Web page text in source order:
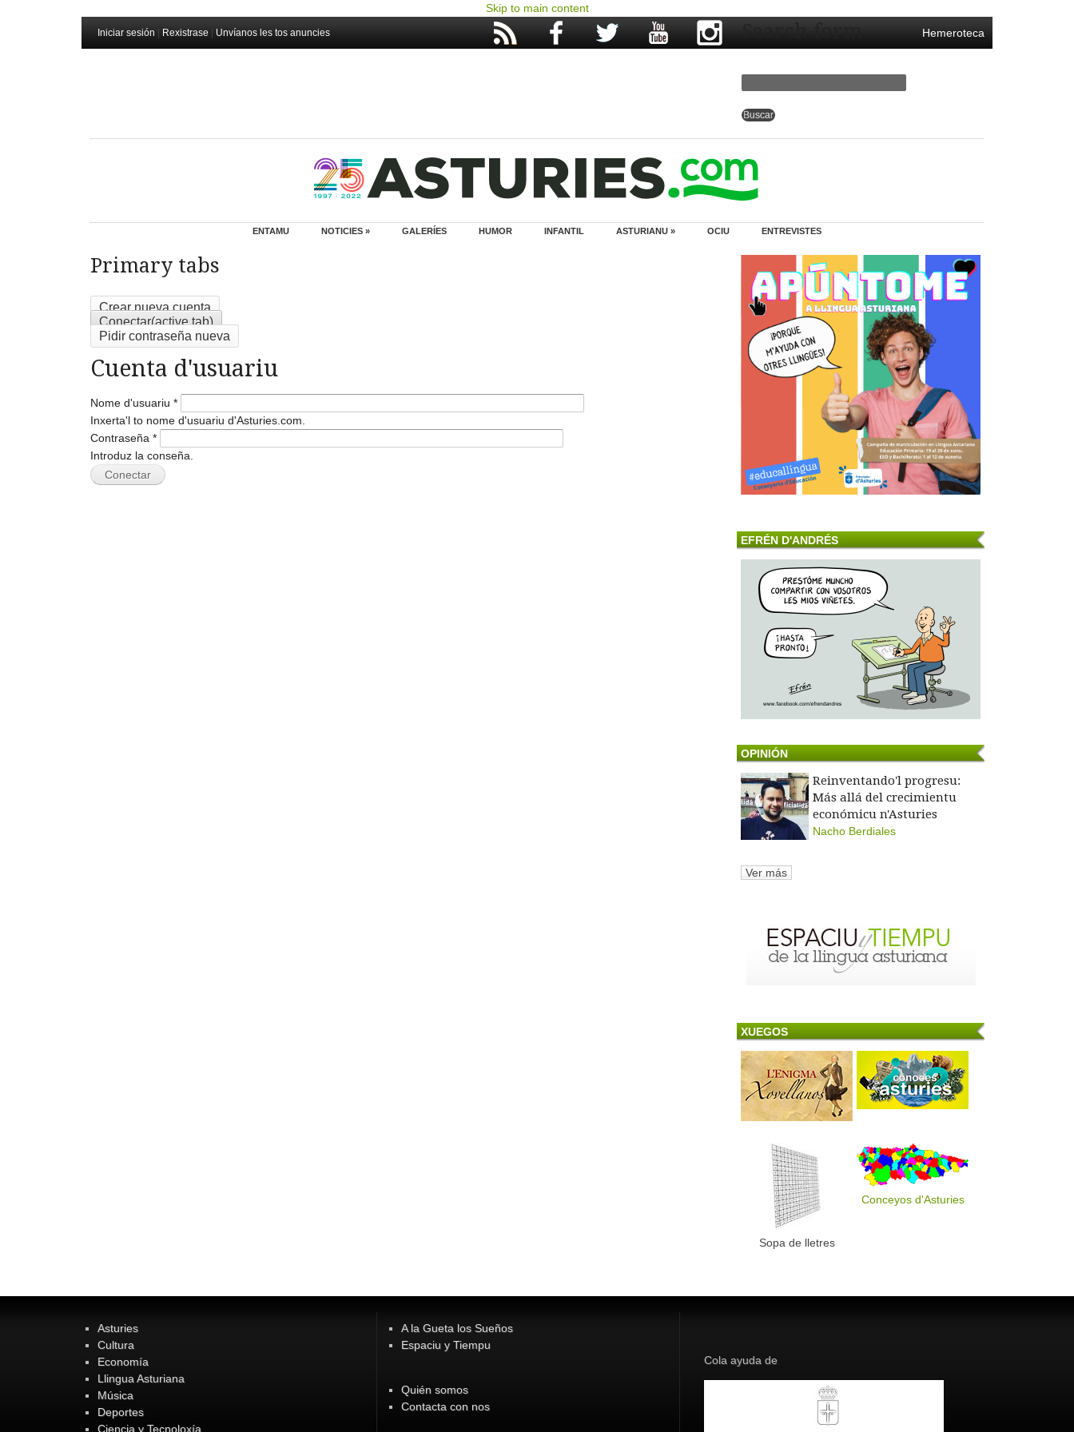
Skip to main content
Iniciar sesión Rexistrase Unvíanos les tos anuncies Hemeroteca
Search form
ENTAMU NOTICIES » GALERÍES HUMOR INFANTIL ASTURIANU » OCIU ENTREVISTES
Primary tabs
Crear nueva cuenta
Conectar(active tab)
Pidir contraseña nueva
Cuenta d'usuariu
Nome d'usuariu *
Inxerta'l to nome d'usuariu d'Asturies.com.
Contraseña *
Introduz la conseña.
EFRÉN D'ANDRÉS
OPINIÓN
Reinventando'l progresu:
Más allá del crecimientu
económicu n'Asturies
Nacho Berdiales
Ver más
XUEGOS
Sopa de lletres
Conceyos d'Asturies
Asturies
Cultura
Economía
Llingua Asturiana
Música
Deportes
Ciencia y Tecnoloxía
A la Gueta los Sueños
Espaciu y Tiempu
Quién somos
Contacta con nos
Cola ayuda de